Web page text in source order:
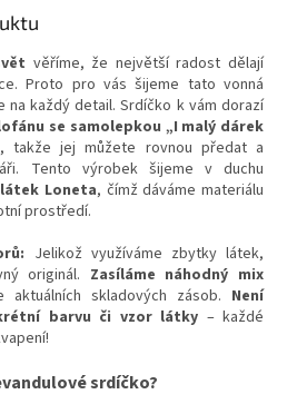
věříme, že největší radost dělají
Proto pro vás šijeme tato vonná
na každý detail. Srdíčko k vám dorazí
se samolepkou „I malý dárek
, takže jej můžete rovnou předat a
Tento výrobek šijeme v duchu
Loneta, čímž dáváme materiálu
prostředí.
Jelikož využíváme zbytky látek,
originál. Zasíláme náhodný mix
aktuálních skladových zásob. Není
barvu či vzor látky – každé
srdíčko?